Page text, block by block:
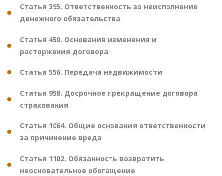
Статья 395. Ответственность за неисполнение
денежного обязательства
Статья 450. Основания изменения и
расторжения договора
Статья 556. Передача недвижимости
Статья 958. Досрочное прекращение договора
страхования
Статья 1064. Общие основания ответственности
за причинение вреда
Статья 1102. Обязанность возвратить
неосновательное обогащение